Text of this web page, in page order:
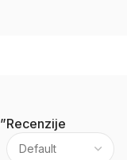
Recenzije